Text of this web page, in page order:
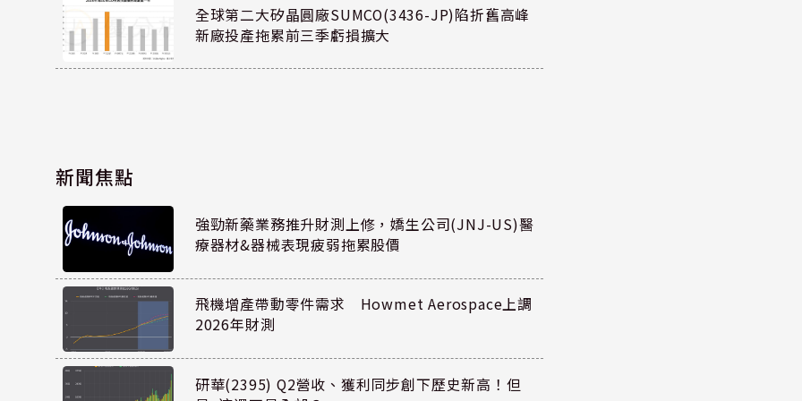
全球第二大矽晶圓廠SUMCO(3436-JP)陷折舊高峰
新廠投產拖累前三季虧損擴大
新聞焦點
強勁新藥業務推升財測上修，嬌生公司(JNJ-US)醫
療器材&器械表現疲弱拖累股價
飛機增產帶動零件需求 Howmet Aerospace上調
2026年財測
研華(2395) Q2營收、獲利同步創下歷史新高！但